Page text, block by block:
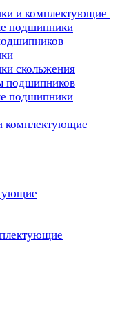
и комплектующие
подшипники
скольжения
подшипников
подшипники
комплектующие